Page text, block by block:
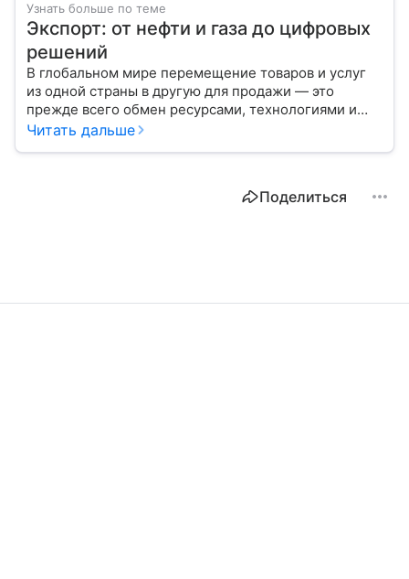
Узнать больше по теме
Экспорт: от нефти и газа до цифровых
решений
В глобальном мире перемещение товаров и услуг
из одной страны в другую для продажи — это
прежде всего обмен ресурсами, технологиями и
культурой. В статье разберем, как работает экспорт
Читать дальше
Поделиться